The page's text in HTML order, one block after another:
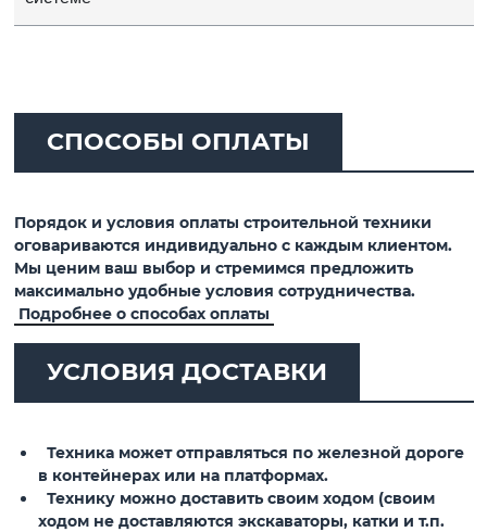
СПОСОБЫ ОПЛАТЫ
Порядок и условия оплаты строительной техники
оговариваются индивидуально с каждым клиентом.
Мы ценим ваш выбор и стремимся предложить
максимально удобные условия сотрудничества.
Подробнее о способах оплаты
УСЛОВИЯ ДОСТАВКИ
Техника может отправляться по железной дороге
в контейнерах или на платформах.
Технику можно доставить своим ходом (своим
ходом не доставляются экскаваторы, катки и т.п.